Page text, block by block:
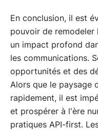
En conclusion, il est
pouvoir de remodeler
un impact profond
les communications.
opportunités et des
Alors que le paysage
rapidement, il est
et prospérer à l'ère
pratiques API-first.